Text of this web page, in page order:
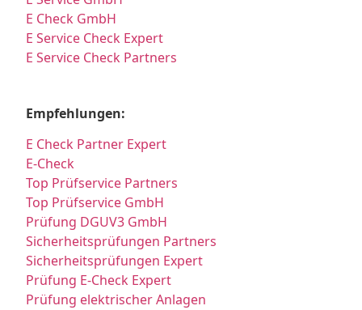
E Check GmbH
E Service Check Expert
E Service Check Partners
Empfehlungen:
E Check Partner Expert
E-Check
Top Prüfservice Partners
Top Prüfservice GmbH
Prüfung DGUV3 GmbH
Sicherheitsprüfungen Partners
Sicherheitsprüfungen Expert
Prüfung E-Check Expert
Prüfung elektrischer Anlagen